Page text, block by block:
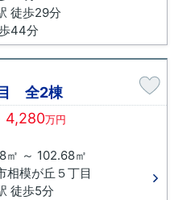
徒歩29分
44分
全2棟
4,280万円
～ 102.68㎡
相模が丘５丁目
徒歩5分